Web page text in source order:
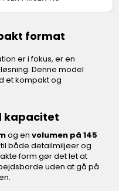
format
er i fokus, er en
Denne model
et kompakt og
kapacitet
og en volumen på 145
både detailmiljøer og
form gør det let at
uden at gå på